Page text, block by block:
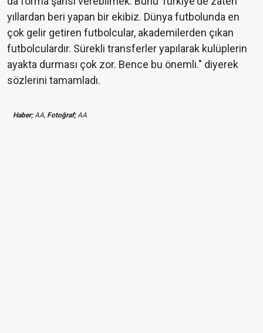
yıllardan beri yapan bir ekibiz. Dünya futbolunda en
çok gelir getiren futbolcular, akademilerden çıkan
futbolculardır. Sürekli transferler yapılarak kulüplerin
ayakta durması çok zor. Bence bu önemli." diyerek
sözlerini tamamladı.
Haber;AA, Fotoğraf;AA